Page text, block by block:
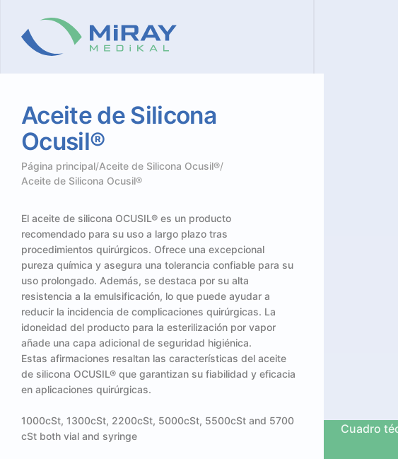
AceitedeSilicona
Ocusil®
Página principal/Aceite de Silicona Ocusil®/
Aceite de Silicona Ocusil®
El aceite de silicona OCUSIL® es un producto
recomendado para su uso a largo plazo tras
procedimientos quirúrgicos. Ofrece una excepcional
pureza química y asegura una tolerancia confiable para su
uso prolongado. Además, se destaca por su alta
resistencia a la emulsificación, lo que puede ayudar a
reducir la incidencia de complicaciones quirúrgicas. La
idoneidad del producto para la esterilización por vapor
añade una capa adicional de seguridad higiénica.
Estas afirmaciones resaltan las características del aceite
de silicona OCUSIL® que garantizan su fiabilidad y eficacia
en aplicaciones quirúrgicas.
1000cSt, 1300cSt, 2200cSt, 5000cSt, 5500cSt and 5700
cSt both vial and syringe
Cuadro